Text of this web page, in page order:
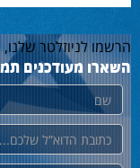
הרשמו לניוזלטר שלנו,
השארו מעודכנים
שם
דוא"ל